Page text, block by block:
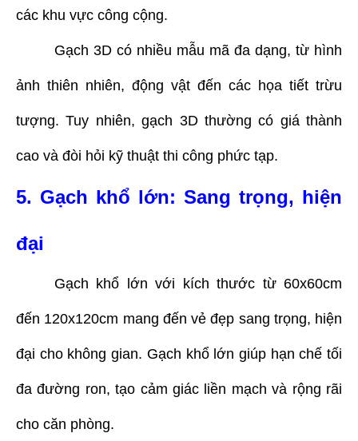
các khu vực công cộng.
Gạch 3D có nhiều mẫu mã đa dạng, từ hình
ảnh thiên nhiên, động vật đến các họa tiết trừu
tượng. Tuy nhiên, gạch 3D thường có giá thành
cao và đòi hỏi kỹ thuật thi công phức tạp.
5. Gạch khổ lớn: Sang trọng, hiện
đại
Gạch khổ lớn với kích thước từ 60x60cm
đến 120x120cm mang đến vẻ đẹp sang trọng, hiện
đại cho không gian. Gạch khổ lớn giúp hạn chế tối
đa đường ron, tạo cảm giác liền mạch và rộng rãi
cho căn phòng.